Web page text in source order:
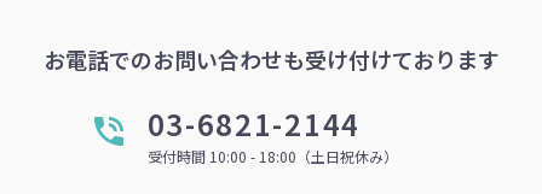
お電話でのお問い合わせも受け付けております
03-6821-2144
受付時間 10:00 - 18:00（土日祝休み）